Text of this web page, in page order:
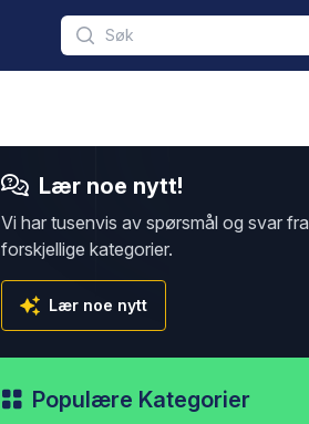
Lær noe nytt!
Vi har tusenvis av spørsmål og svar fra
forskjellige kategorier.
Lær noe nytt
Populære Kategorier